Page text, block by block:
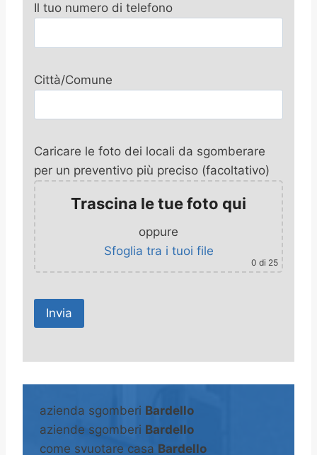
Il tuo numero di telefono
Città/Comune
Caricare le foto dei locali da sgomberare
per un preventivo più preciso (facoltativo)
Trascina le tue foto qui
oppure
Sfoglia tra i tuoi file
0 di 25
A
eazienda sgomberi Bardello
aziende sgomberi Bardello
come svuotare casa Bardello